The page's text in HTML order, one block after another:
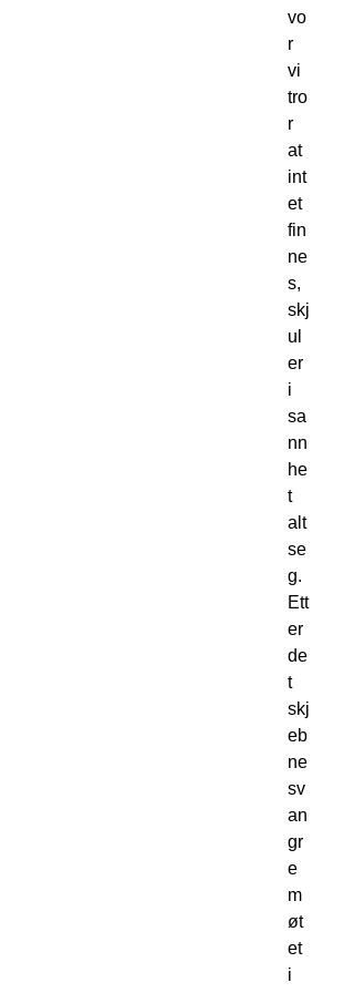
vo
r
vi
tro
r
at
int
et
fin
ne
s,
skj
ul
er
i
sa
nn
he
t
alt
se
g.
Ett
er
de
t
skj
eb
ne
sv
an
gr
e
m
øt
et
i